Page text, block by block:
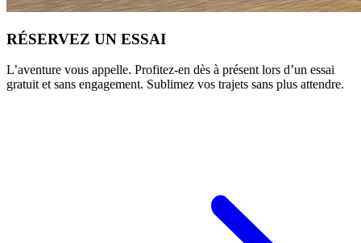
RÉSERVEZ UN ESSAI
L’aventure vous appelle. Profitez-en dès à présent lors d’un essai
gratuit et sans engagement. Sublimez vos trajets sans plus attendre.